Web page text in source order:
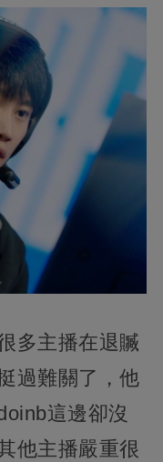
多主播在退贓
過難關了，他
這邊卻沒
他主播嚴重很